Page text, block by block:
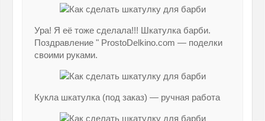
Ура! Я её тоже сделала!!! Шкатулка барби.
Поздравление " ProstoDelkino.com — поделки
своими руками.
Кукла шкатулка (под заказ) — ручная работа